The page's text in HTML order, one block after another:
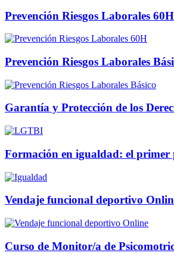
Prevención Riesgos Laborales 60H
Prevención Riesgos Laborales
Garantía y Protección de los
Formación en igualdad: el
Vendaje funcional deportivo
Curso de Monitor/a de